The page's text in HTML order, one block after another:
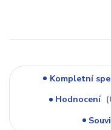
Kompletní
Hodnocení